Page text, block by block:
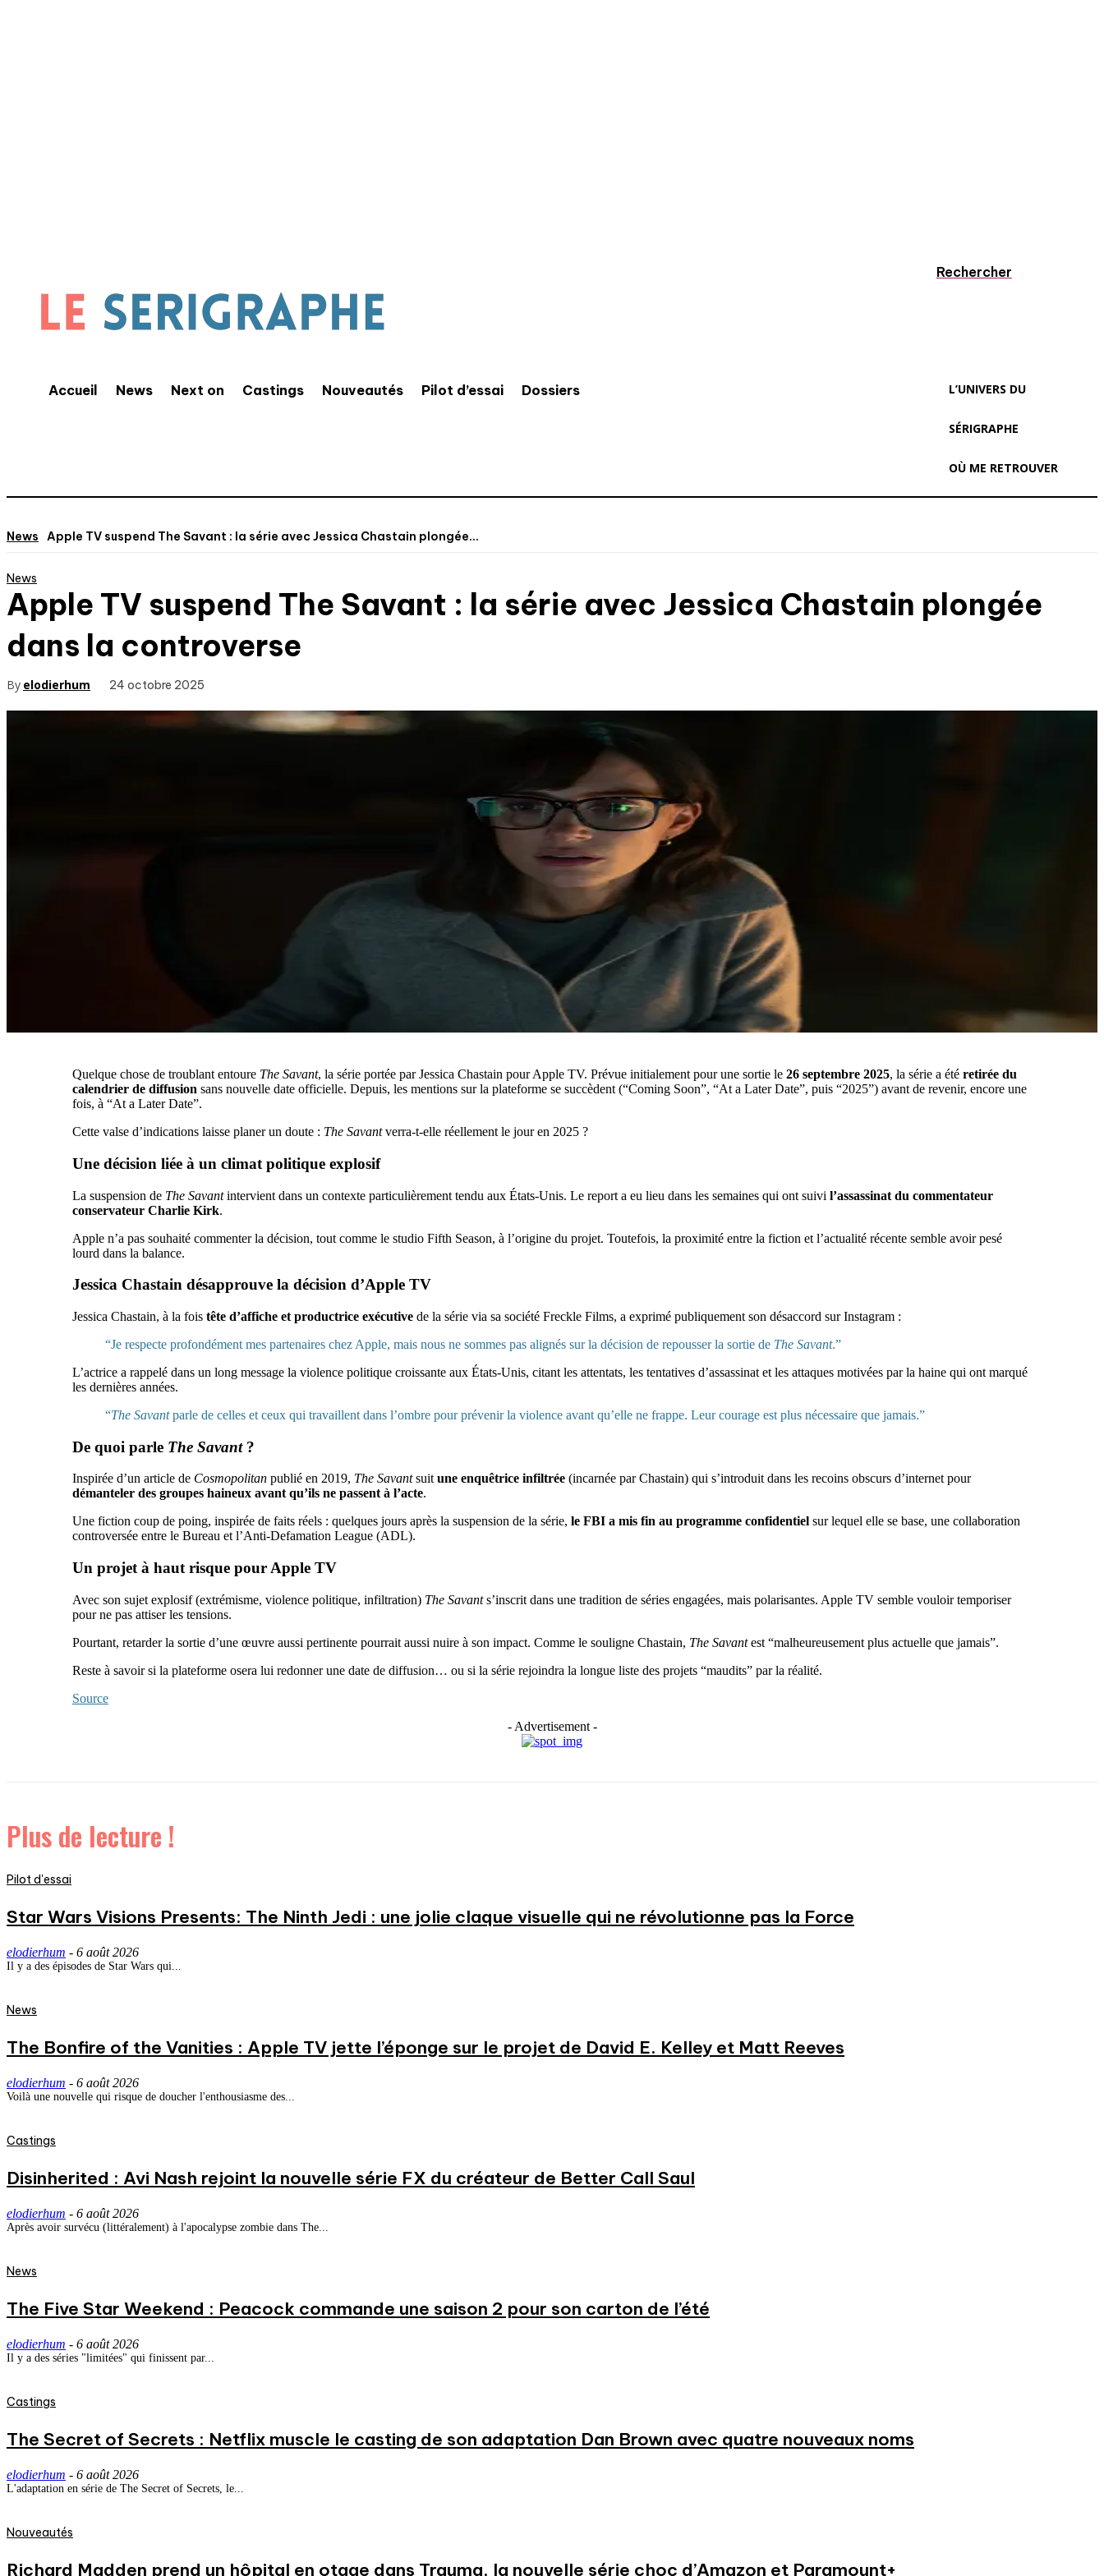
Accueil News Next on Castings Nouveautés Pilot d’essai Dossiers
Rechercher
L’UNIVERS DU
SÉRIGRAPHE
OÙ ME RETROUVER
News Apple TV suspend The Savant : la série avec Jessica Chastain plongée...
News
Apple TV suspend The Savant : la série avec Jessica Chastain plongée
dans la controverse
By elodierhum 24 octobre 2025
Quelque chose de troublant entoure The Savant, la série portée par Jessica Chastain pour Apple TV. Prévue initialement pour une sortie le 26 septembre 2025, la série a été retirée du
calendrier de diffusion sans nouvelle date officielle. Depuis, les mentions sur la plateforme se succèdent (“Coming Soon”, “At a Later Date”, puis “2025”) avant de revenir, encore une
fois, à “At a Later Date”.
Cette valse d’indications laisse planer un doute : The Savantverra-t-elle réellement le jour en 2025 ?
Une décision liée à un climat politique explosif
La suspension de The Savantintervient dans un contexte particulièrement tendu aux États-Unis. Le report a eu lieu dans les semaines qui ont suivi l’assassinat du commentateur
conservateur Charlie Kirk.
Apple n’a pas souhaité commenter la décision, tout comme le studio Fifth Season, à l’origine du projet. Toutefois, la proximité entre la fiction et l’actualité récente semble avoir pesé
lourd dans la balance.
Jessica Chastain désapprouve la décision d’Apple TV
Jessica Chastain, à la fois tête d’affiche et productrice exécutive de la série via sa société Freckle Films, a exprimé publiquement son désaccord sur Instagram :
“Je respecte profondément mes partenaires chez Apple, mais nous ne sommes pas alignés sur la décision de repousser la sortie de The Savant.”
L’actrice a rappelé dans un long message la violence politique croissante aux États-Unis, citant les attentats, les tentatives d’assassinat et les attaques motivées par la haine qui ont marqué
les dernières années.
“The Savantparle de celles et ceux qui travaillent dans l’ombre pour prévenir la violence avant qu’elle ne frappe. Leur courage est plus nécessaire que jamais.”
De quoi parle The Savant?
Inspirée d’un article de Cosmopolitan publié en 2019, The Savantsuitune enquêtrice infiltrée (incarnée par Chastain) qui s’introduit dans les recoins obscurs d’internet pour
démanteler des groupes haineux avant qu’ils ne passent à l’acte.
Une fiction coup de poing, inspirée de faits réels : quelques jours après la suspension de la série, le FBI a mis fin au programme confidentiel sur lequel elle se base, une collaboration
controversée entre le Bureau et l’Anti-Defamation League (ADL).
Un projet à haut risque pour Apple TV
Avec son sujet explosif (extrémisme, violence politique, infiltration) The Savants’inscrit dans une tradition de séries engagées, mais polarisantes. Apple TV semble vouloir temporiser
pour ne pas attiser les tensions.
Pourtant, retarder la sortie d’une œuvre aussi pertinente pourrait aussi nuire à son impact. Comme le souligne Chastain, The Savantest “malheureusement plus actuelle que jamais”.
Reste à savoir si la plateforme osera lui redonner une date de diffusion… ou si la série rejoindra la longue liste des projets “maudits” par la réalité.
Source
- Advertisement -
Plus de lecture !
Pilot d'essai
Star Wars Visions Presents: The Ninth Jedi : une jolie claque visuelle qui ne révolutionne pas la Force
elodierhum - 6 août 2026
Il y a des épisodes de Star Wars qui...
News
The Bonfire of the Vanities : Apple TV jette l’éponge sur le projet de David E. Kelley et Matt Reeves
elodierhum - 6 août 2026
Voilà une nouvelle qui risque de doucher l'enthousiasme des...
Castings
Disinherited : Avi Nash rejoint la nouvelle série FX du créateur de Better Call Saul
elodierhum - 6 août 2026
Après avoir survécu (littéralement) à l'apocalypse zombie dans The...
News
The Five Star Weekend : Peacock commande une saison 2 pour son carton de l’été
elodierhum - 6 août 2026
Il y a des séries "limitées" qui finissent par...
Castings
The Secret of Secrets : Netflix muscle le casting de son adaptation Dan Brown avec quatre nouveaux noms
elodierhum - 6 août 2026
L'adaptation en série de The Secret of Secrets, le...
Nouveautés
Richard Madden prend un hôpital en otage dans Trauma, la nouvelle série choc d’Amazon et Paramount+